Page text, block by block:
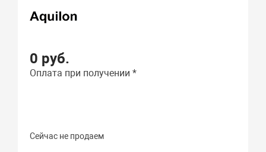
0 руб.
Оплата при получении *
Сейчас не продаем